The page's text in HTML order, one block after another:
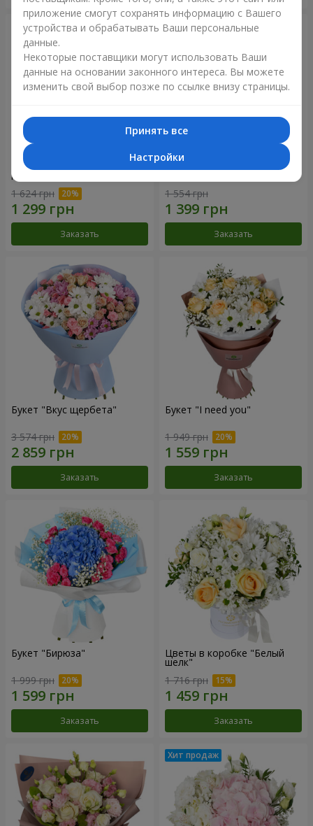
Композиция "Счастье – это
мама"
1 624 грн
Заказать
Букет "Мы и лето"
1 554 грн
Заказать
Букет "Вкус щербета"
3 574 грн
Заказать
Букет "I need you"
1 949 грн
Заказать
Букет "Бирюза"
1 999 грн
Заказать
Цветы в коробке "Белый
шелк"
1 716 грн
Заказать
приложение смогут сохранять информацию с Вашего
устройства и обрабатывать Ваши персональные
данные.
Некоторые поставщики могут использовать Ваши
данные на основании законного интереса. Вы можете
изменить свой выбор позже по ссылке внизу страницы.
Принять все
Настройки